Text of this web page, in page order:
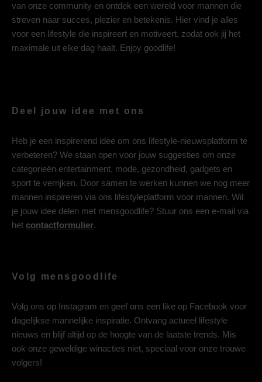
van onze community en ontdek een wereld voor mannen die
streven naar succes, plezier en betekenis. Hier vind je alles
voor een lifestyle die inspireert en motiveert, zodat ook jij het
maximale uit elke dag haalt. Enjoy goodlife!
Deel jouw idee met ons
Heb je een inspirerend idee om ons lifestyle-nieuwsplatform te
verbeteren? We staan open voor jouw suggesties om onze
categorieën entertainment, mode, gezondheid, gadgets en
sport te verrijken. Door samen te werken kunnen we nog meer
mannen inspireren via ons lifestyleplatform voor mannen. Wil
je jouw idee delen met mensgoodlife? Stuur ons een e-mail via
het contactformulier.
Volg mensgoodlife
Volg ons op Instagram en geef ons een like op Facebook voor
dagelijkse mannelijke inspiratie. Ontvang actueel lifestyle
nieuws en blijf altijd op de hoogte van de laatste trends. Mis
ook onze geweldige winacties niet, speciaal voor onze trouwe
volgers!